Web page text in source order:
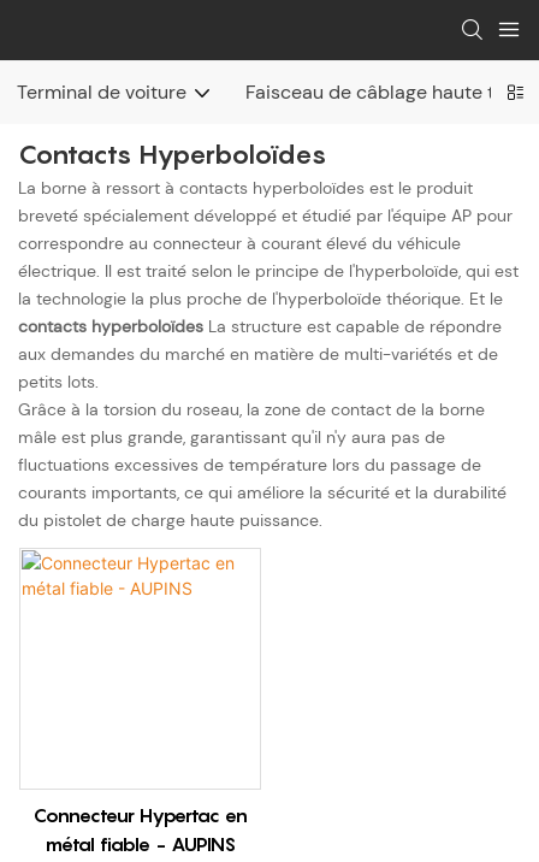
Terminal de voiture Faisceau de câblage haute
Contacts Hyperboloïdes
La borne à ressort à contacts hyperboloïdes est le produit
breveté spécialement développé et étudié par l'équipe AP pour
correspondre au connecteur à courant élevé du véhicule
électrique. Il est traité selon le principe de l'hyperboloïde, qui est
la technologie la plus proche de l'hyperboloïde théorique. Et le
contacts hyperboloïdes La structure est capable de répondre
aux demandes du marché en matière de multi-variétés et de
petits lots.
Grâce à la torsion du roseau, la zone de contact de la borne
mâle est plus grande, garantissant qu'il n'y aura pas de
fluctuations excessives de température lors du passage de
courants importants, ce qui améliore la sécurité et la durabilité
du pistolet de charge haute puissance.
Connecteur Hypertac en
métal fiable - AUPINS